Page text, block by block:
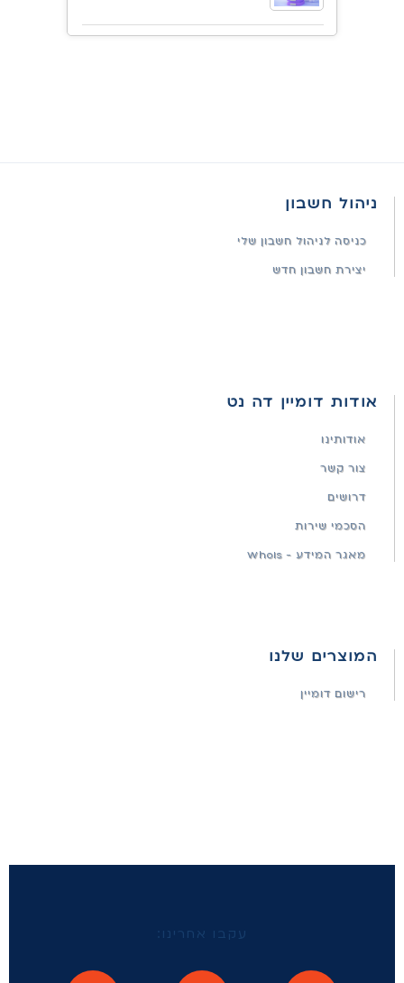
ניהול חשבון
כניסה לניהול חשבון שלי
יצירת חשבון חדש
אודות דומיין דה נט
אודותינו
צור קשר
דרושים
הסכמי שירות
מאגר המידע - WhoIs
המוצרים שלנו
רישום דומיין
עקבו אחרינו: